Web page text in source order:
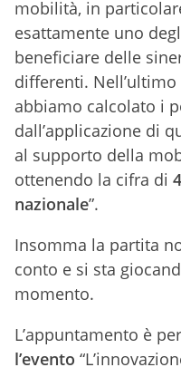
mobilità, in
esattamente uno
beneficiare delle
differenti.
abbiamo calcolato i
dall’applicazione di
al supporto della
ottenendo la cifra di
nazionale”.
Insomma la partita
conto e si sta
momento.
L’appuntamento è per
l’evento